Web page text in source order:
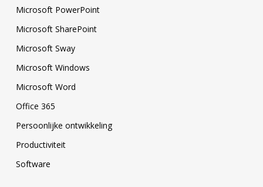
Microsoft PowerPoint
Microsoft SharePoint
Microsoft Sway
Microsoft Windows
Microsoft Word
Office 365
Persoonlijke ontwikkeling
Productiviteit
Software